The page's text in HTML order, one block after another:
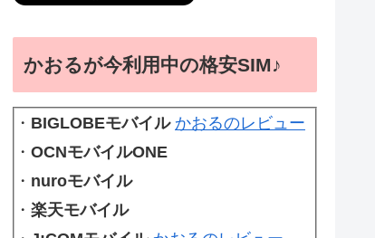
かおるが今利用中の格安SIM♪
・ BIGLOBEモバイル かおるのレビュー
・ OCNモバイルONE
・ nuroモバイル
・ 楽天モバイル